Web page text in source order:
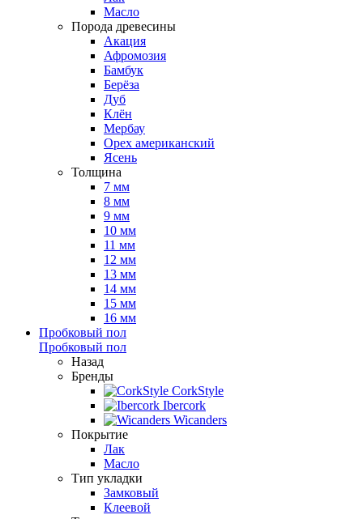
Масло
Порода древесины
Акация
Афромозия
Бамбук
Берёза
Дуб
Клён
Мербау
Орех американский
Ясень
Толщина
7 мм
8 мм
9 мм
10 мм
11 мм
12 мм
13 мм
14 мм
15 мм
16 мм
Пробковый пол
Пробковый пол
Назад
Бренды
CorkStyle
Ibercork
Wicanders
Покрытие
Лак
Масло
Тип укладки
Замковый
Клеевой